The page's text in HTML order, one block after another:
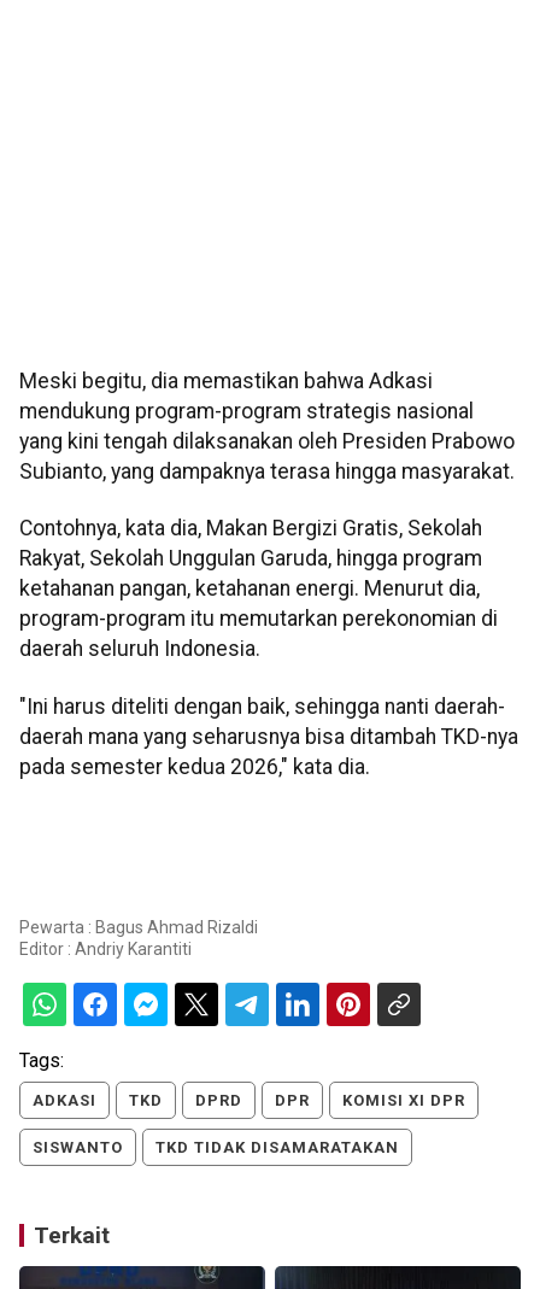
Meski begitu, dia memastikan bahwa Adkasi
mendukung program-program strategis nasional
yang kini tengah dilaksanakan oleh Presiden Prabowo
Subianto, yang dampaknya terasa hingga masyarakat.
Contohnya, kata dia, Makan Bergizi Gratis, Sekolah
Rakyat, Sekolah Unggulan Garuda, hingga program
ketahanan pangan, ketahanan energi. Menurut dia,
program-program itu memutarkan perekonomian di
daerah seluruh Indonesia.
"Ini harus diteliti dengan baik, sehingga nanti daerah-
daerah mana yang seharusnya bisa ditambah TKD-nya
pada semester kedua 2026," kata dia.
Pewarta : Bagus Ahmad Rizaldi
Editor : Andriy Karantiti
Tags:
ADKASI TKD DPRD DPR KOMISI XI DPR
SISWANTO TKD TIDAK DISAMARATAKAN
Terkait